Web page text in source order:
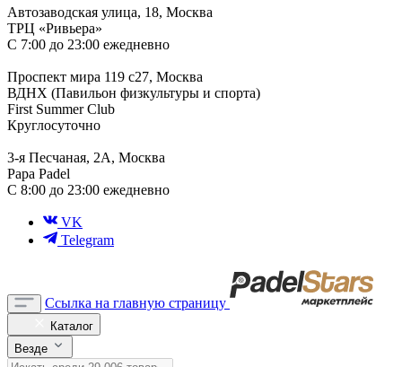
Автозаводская улица, 18, Москва
ТРЦ «Ривьера»
С 7:00 до 23:00 ежедневно
Проспект мира 119 с27, Москва
ВДНХ (Павильон физкультуры и спорта)
First Summer Club
Круглосуточно
3-я Песчаная, 2А, Москва
Papa Padel
С 8:00 до 23:00 ежедневно
VK
Telegram
Ссылка на главную страницу
Каталог
Везде